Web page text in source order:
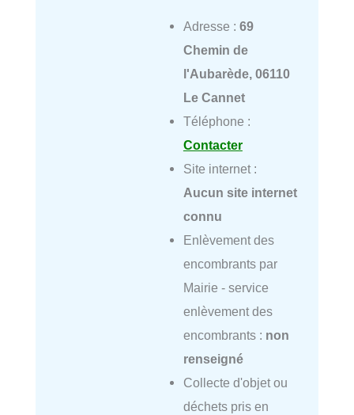
Adresse : 69
Chemin de
l'Aubarède, 06110
Le Cannet
Téléphone :
Contacter
Site internet :
Aucun site internet
connu
Enlèvement des
encombrants par
Mairie - service
enlèvement des
encombrants : non
renseigné
Collecte d'objet ou
déchets pris en